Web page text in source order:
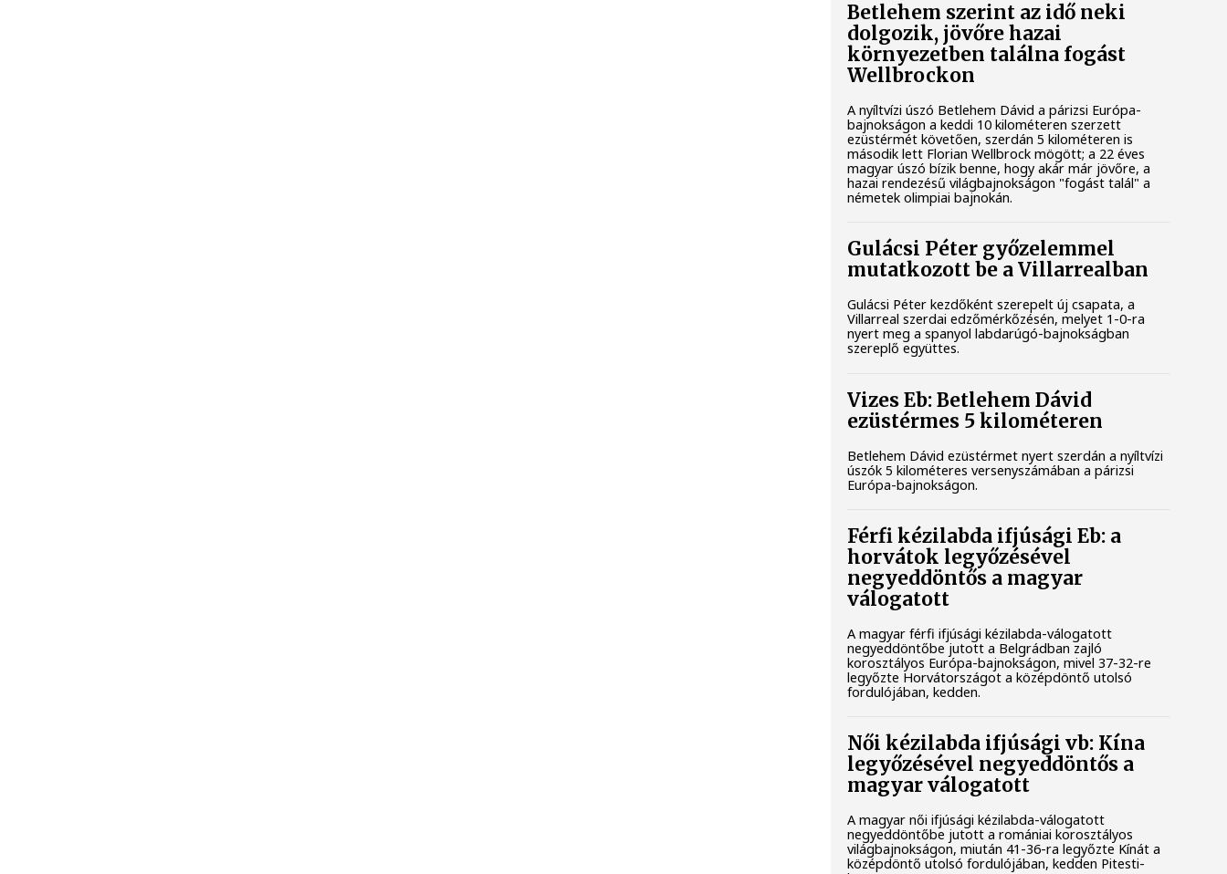
Betlehem szerint az idő neki
dolgozik, jövőre hazai
környezetben találna fogást
Wellbrockon
A nyíltvízi úszó Betlehem Dávid a párizsi Európa-
bajnokságon a keddi 10 kilométeren szerzett
ezüstérmét követően, szerdán 5 kilométeren is
második lett Florian Wellbrock mögött; a 22 éves
magyar úszó bízik benne, hogy akár már jövőre, a
hazai rendezésű világbajnokságon "fogást talál" a
németek olimpiai bajnokán.
Gulácsi Péter győzelemmel
mutatkozott be a Villarrealban
Gulácsi Péter kezdőként szerepelt új csapata, a
Villarreal szerdai edzőmérkőzésén, melyet 1-0-ra
nyert meg a spanyol labdarúgó-bajnokságban
szereplő együttes.
Vizes Eb: Betlehem Dávid
ezüstérmes 5 kilométeren
Betlehem Dávid ezüstérmet nyert szerdán a nyíltvízi
úszók 5 kilométeres versenyszámában a párizsi
Európa-bajnokságon.
Férfi kézilabda ifjúsági Eb: a
horvátok legyőzésével
negyeddöntős a magyar
válogatott
A magyar férfi ifjúsági kézilabda-válogatott
negyeddöntőbe jutott a Belgrádban zajló
korosztályos Európa-bajnokságon, mivel 37-32-re
legyőzte Horvátországot a középdöntő utolsó
fordulójában, kedden.
Női kézilabda ifjúsági vb: Kína
legyőzésével negyeddöntős a
magyar válogatott
A magyar női ifjúsági kézilabda-válogatott
negyeddöntőbe jutott a romániai korosztályos
világbajnokságon, miután 41-36-ra legyőzte Kínát a
középdöntő utolsó fordulójában, kedden Pitesti-